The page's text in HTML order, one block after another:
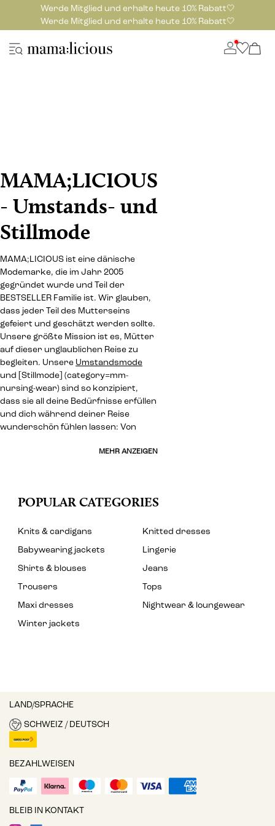
Werde Mitglied und erhalte heute 10% Rabatt🤍
Werde Mitglied und erhalte heute 10% Rabatt🤍
MAMA;LICIOUS
- Umstands- und
Stillmode
MAMA;LICIOUS ist eine dänische
Modemarke, die im Jahr 2005
gegründet wurde und Teil der
BESTSELLER Familie ist. Wir glauben,
dass jeder Teil des Mutterseins
gefeiert und geschätzt werden sollte.
Unsere größte Mission ist es, Mütter
auf dieser unglaublichen Reise zu
begleiten. Unsere Umstandsmode
und [Stillmode] (category=mm-
nursing-wear) sind so konzipiert,
dass sie all deine Bedürfnisse erfüllen
und dich während deiner Reise
wunderschön fühlen lassen: Von
MEHR ANZEIGEN
POPULAR CATEGORIES
Knits & cardigans
Knitted dresses
Babywearing jackets
Lingerie
Shirts & blouses
Jeans
Trousers
Tops
Maxi dresses
Nightwear & loungewear
Winter jackets
LAND/SPRACHE
SCHWEIZ / DEUTSCH
BEZAHLWEISEN
BLEIB IN KONTAKT